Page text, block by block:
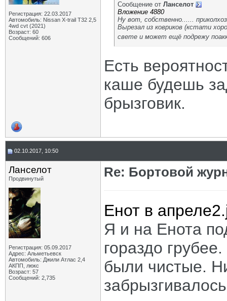
Регистрация: 22.03.2017
Автомобиль: Nissan X-trail Т32 2,5
4wd cvt (2021)
Возраст: 60
Сообщений: 606
Сообщение от Ланселот
Вложение 4880
Ну вот, собственно......
Вырезал из ковриков (кстати
свете и может ещё подрежу
Есть
каше будешь
брызговик.
02.10.2017, 10:50
Ланселот
Продвинутый
Регистрация: 05.09.2017
Адрес: Альметьевск
Автомобиль: Джили Атлас 2,4
АКПП, люкс
Возраст: 57
Сообщений: 2,735
Re: Бортовой
Енот в
Я и на Енота
гораздо
были чистые.